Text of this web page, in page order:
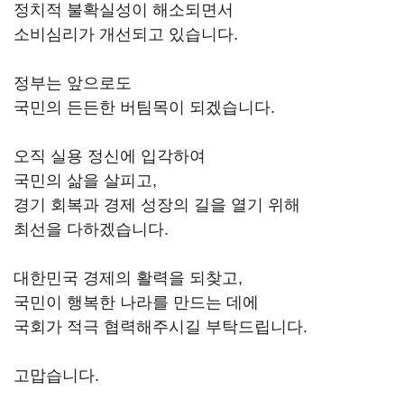
정치적 불확실성이 해소되면서
소비심리가 개선되고 있습니다.
정부는 앞으로도
국민의 든든한 버팀목이 되겠습니다.
오직 실용 정신에 입각하여
국민의 삶을 살피고,
경기 회복과 경제 성장의 길을 열기 위해
최선을 다하겠습니다.
대한민국 경제의 활력을 되찾고,
국민이 행복한 나라를 만드는 데에
국회가 적극 협력해주시길 부탁드립니다.
고맙습니다.